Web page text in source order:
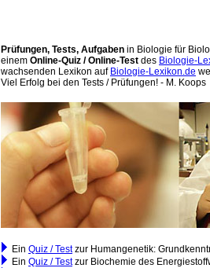
Prüfungen, Tests, Aufgaben in Biologie für
einem Online-Quiz / Online-Test des Biologie-
wachsenden Lexikon auf Biologie-Lexikon.de
Viel Erfolg bei den Tests / Prüfungen! - M. Koops
Ein Quiz / Testzur Humangenetik:
Ein Quiz / Testzur Biochemie des